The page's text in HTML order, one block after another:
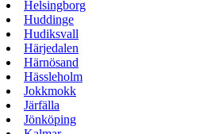
Helsingborg
Huddinge
Hudiksvall
Härjedalen
Härnösand
Hässleholm
Jokkmokk
Järfälla
Jönköping